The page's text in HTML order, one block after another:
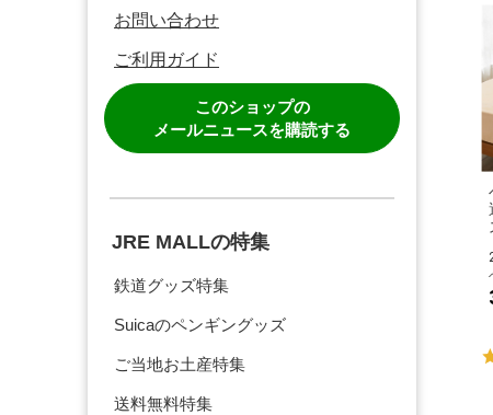
お問い合わせ
ご利用ガイド
このショップの
メールニュースを購読する
JRE MALLの特集
鉄道グッズ特集
Suicaのペンギングッズ
ご当地お土産特集
送料無料特集